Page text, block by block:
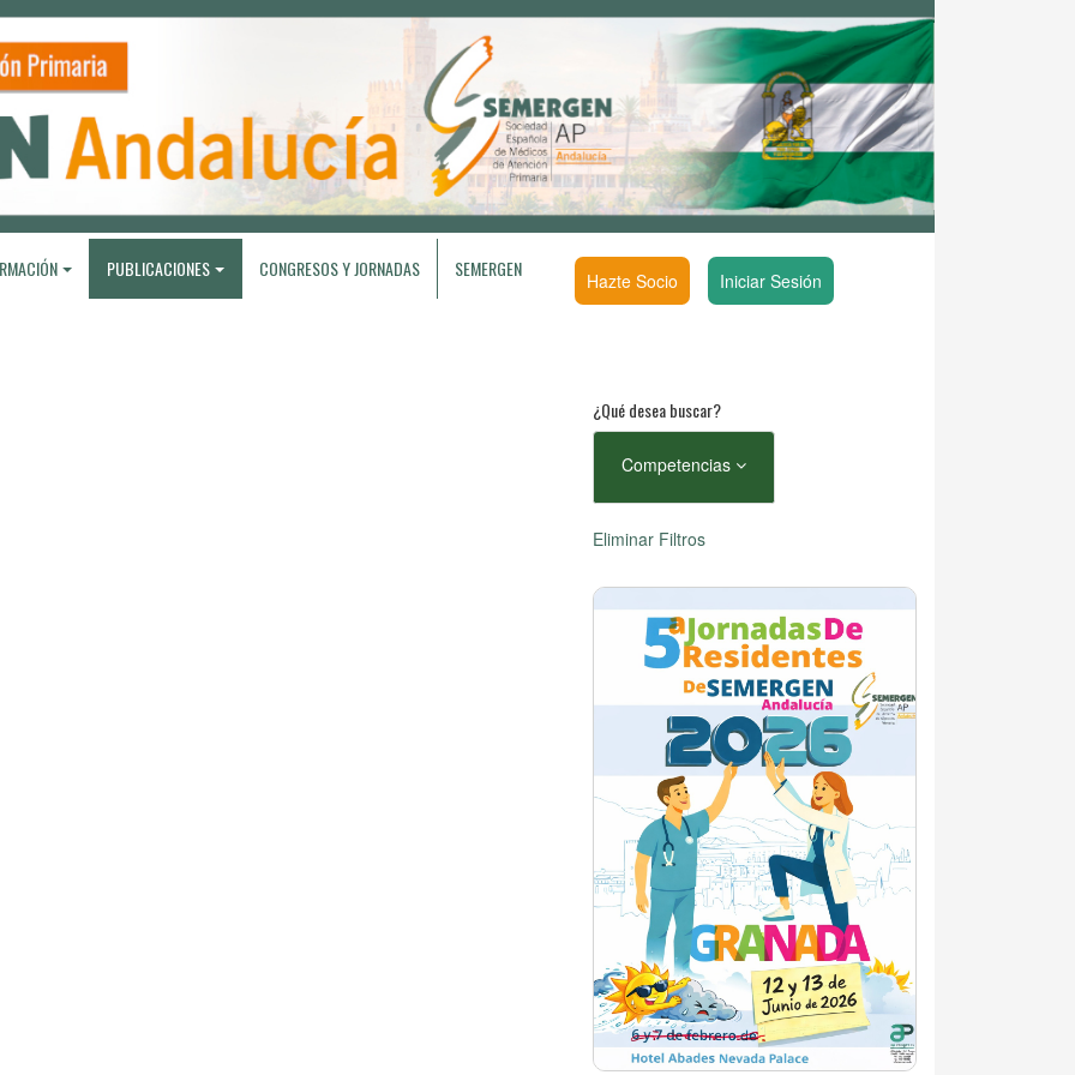
PUBLICACIONES CONGRESOS Y JORNADAS SEMERGEN Hazte Socio Iniciar Sesión
¿Qué desea buscar?
Competencias
Eliminar Filtros